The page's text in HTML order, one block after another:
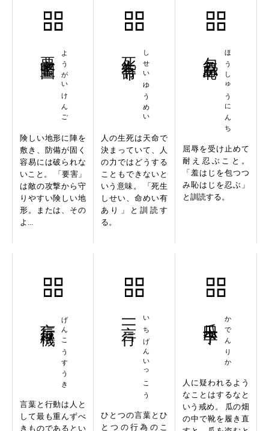
ようがいけんご
険しい地形に陣を
敷き、防備が固く
容易には破られな
いこと。 「要害」
は敵の攻撃から守
りやすい険しい地
形。または、その
よ...
しせいゆうめい
人の生死は天命で
決まっていて、人
の力ではどうする
こともできないと
いう意味。 「死生
しせい、命めい有
あり」と訓読す
る。
ほうしゅうにんち
屈辱を受け止めて
耐え忍ぶこと。
「羞はじを包つつ
み恥はじを忍ぶ」
と訓読する。
げんこうすうき
言葉と行動は人と
して最も重んずべ
きものであるとい
いちげんいっこう
一言一行
ひとつの言葉とひ
とつの行為のこ
かでんりか
人に疑われるよう
なことはするなと
いう戒め。 瓜の畑
の中で靴を履き直